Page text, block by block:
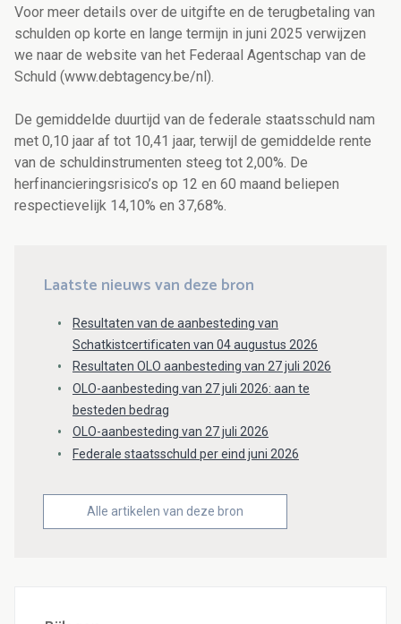
Voor meer details over de uitgifte en de terugbetaling van
schulden op korte en lange termijn in juni 2025 verwijzen
we naar de website van het Federaal Agentschap van de
Schuld (www.debtagency.be/nl).
De gemiddelde duurtijd van de federale staatsschuld nam
met 0,10 jaar af tot 10,41 jaar, terwijl de gemiddelde rente
van de schuldinstrumenten steeg tot 2,00%. De
herfinancieringsrisico’s op 12 en 60 maand beliepen
respectievelijk 14,10% en 37,68%.
Laatste nieuws van deze bron
Resultaten van de aanbesteding van
Schatkistcertificaten van 04 augustus 2026
Resultaten OLO aanbesteding van 27 juli 2026
OLO-aanbesteding van 27 juli 2026: aan te
besteden bedrag
OLO-aanbesteding van 27 juli 2026
Federale staatsschuld per eind juni 2026
Alle artikelen van deze bron